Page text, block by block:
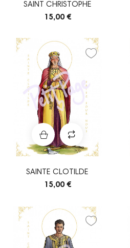
SAINT CHRISTOPHE
15,00 €
SAINTE CLOTILDE
15,00 €